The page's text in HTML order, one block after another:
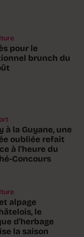
pour le
brunch du
à la Guyane, une
oubliée refait
à l'heure du
Concours
alpage
le
d'herbage
la saison